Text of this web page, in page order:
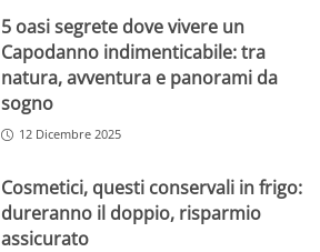
5 oasi segrete dove vivere un
Capodanno indimenticabile: tra
natura, avventura e panorami da
sogno
12 Dicembre 2025
Cosmetici, questi conservali in frigo:
dureranno il doppio, risparmio
assicurato